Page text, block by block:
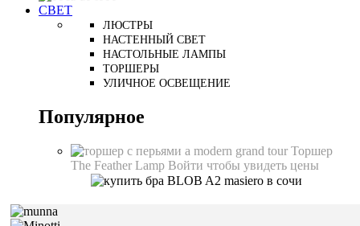
СВЕТ
ЛЮСТРЫ
НАСТЕННЫЙ СВЕТ
НАСТОЛЬНЫЕ ЛАМПЫ
ТОРШЕРЫ
УЛИЧНОЕ ОСВЕЩЕНИЕ
Популярное
Торшер
The Feather Lamp Войти чтобы увидеть цены